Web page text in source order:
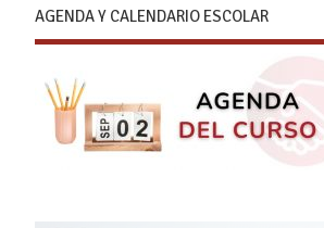
AGENDA Y CALENDARIO ESCOLAR